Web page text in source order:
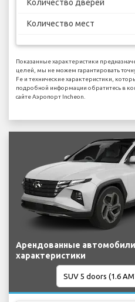
Количество дверей
Количество мест
Показанные характеристики
целей, мы не можем гарантировать
Fe и технические характеристики,
подробной информации обратитесь в
сайте Аэропорт Incheon.
Арендованные автомобили
характеристики